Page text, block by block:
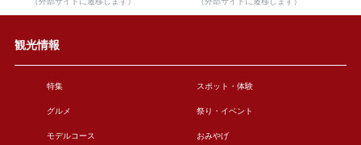
観光情報
特集 スポット・体験
グルメ 祭り・イベント
モデルコース おみやげ